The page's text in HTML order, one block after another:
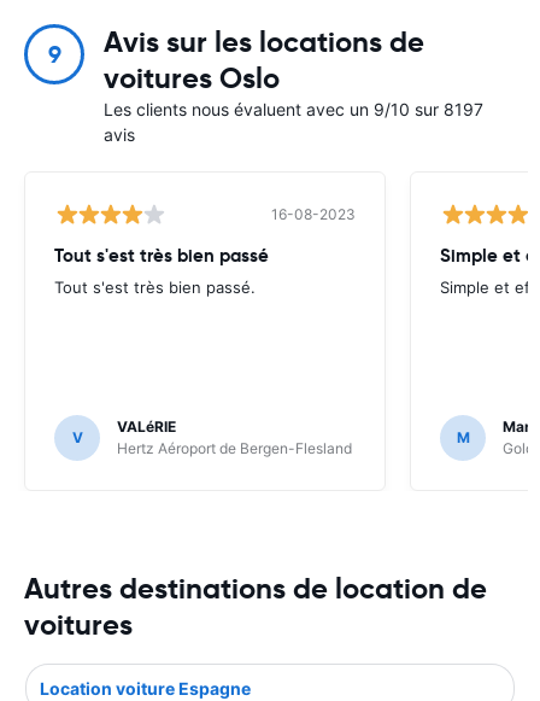
9
Avis sur les locations de
voitures Oslo
Les clients nous évaluent avec un 9/10 sur 8197
avis
16-08-2023
Tout s'est très bien passé
Tout s'est très bien passé.
V
VALéRIE
Hertz Aéroport de Bergen-Flesland
Simple et
Simple et
M
Autres destinations de location de
voitures
Location voiture Espagne